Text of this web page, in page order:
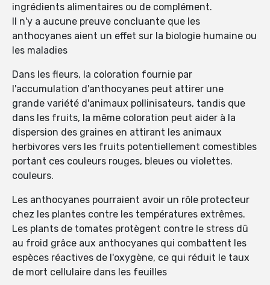
ingrédients alimentaires ou de complément.
Il n'y a aucune preuve concluante que les
anthocyanes aient un effet sur la biologie humaine ou
les maladies
Dans les fleurs, la coloration fournie par
l'accumulation d'anthocyanes peut attirer une
grande variété d'animaux pollinisateurs, tandis que
dans les fruits, la même coloration peut aider à la
dispersion des graines en attirant les animaux
herbivores vers les fruits potentiellement comestibles
portant ces couleurs rouges, bleues ou violettes.
couleurs.
Les anthocyanes pourraient avoir un rôle protecteur
chez les plantes contre les températures extrêmes.
Les plants de tomates protègent contre le stress dû
au froid grâce aux anthocyanes qui combattent les
espèces réactives de l'oxygène, ce qui réduit le taux
de mort cellulaire dans les feuilles